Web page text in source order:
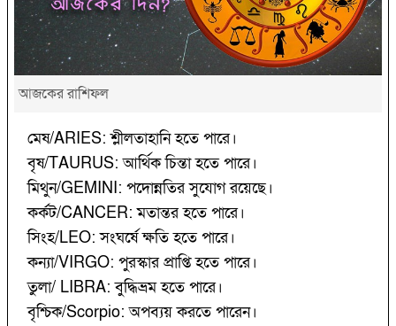
আজকের রাশিফল
মেষ/ARIES: শ্লীলতাহানি হতে পারে।
বৃষ/TAURUS: আর্থিক চিন্তা হতে পারে।
মিথুন/GEMINI: পদোন্নতির সুযোগ রয়েছে।
কর্কট/CANCER: মতান্তর হতে পারে।
সিংহ/LEO: সংঘর্ষে ক্ষতি হতে পারে।
কন্যা/VIRGO: পুরস্কার প্রাপ্তি হতে পারে।
তুলা/ LIBRA: বুদ্ধিভ্রম হতে পারে।
বৃশ্চিক/Scorpio: অপব্যয় করতে পারেন।